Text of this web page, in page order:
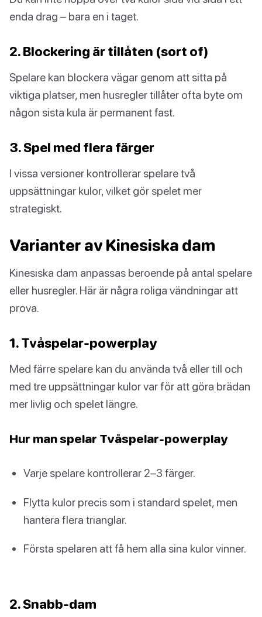
enda drag – bara en i taget.
2. Blockering är tillåten (sort of)
Spelare kan blockera vägar genom att sitta på
viktiga platser, men husregler tillåter ofta byte om
någon sista kula är permanent fast.
3. Spel med flera färger
I vissa versioner kontrollerar spelare två
uppsättningar kulor, vilket gör spelet mer
strategiskt.
Varianter av Kinesiska dam
Kinesiska dam anpassas beroende på antal spelare
eller husregler. Här är några roliga vändningar att
prova.
1. Tvåspelar-powerplay
Med färre spelare kan du använda två eller till och
med tre uppsättningar kulor var för att göra brädan
mer livlig och spelet längre.
Hur man spelar Tvåspelar-powerplay
Varje spelare kontrollerar 2–3 färger.
Flytta kulor precis som i standard spelet, men
hantera flera trianglar.
Första spelaren att få hem alla sina kulor vinner.
2. Snabb-dam